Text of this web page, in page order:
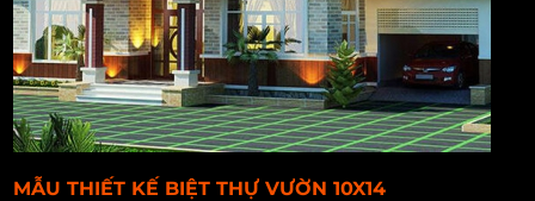
MẪU THIẾT KẾ BIỆT THỰ VƯỜN 10X14